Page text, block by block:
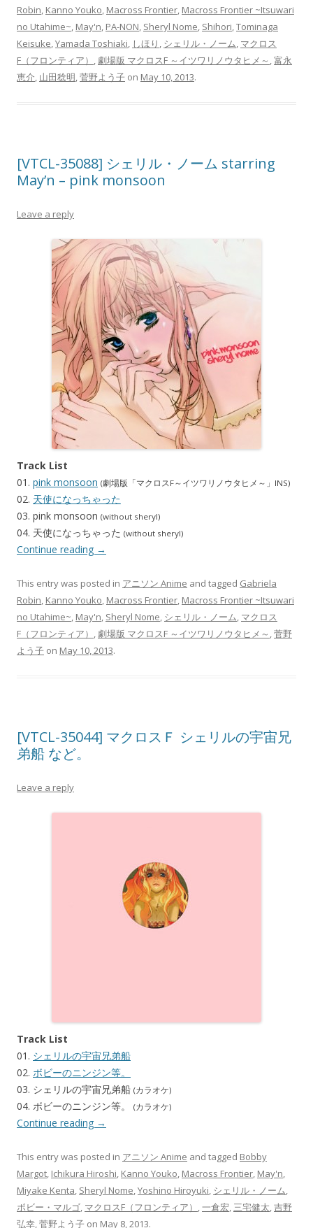
Robin, Kanno Youko, Macross Frontier, Macross Frontier ~Itsuwari
no Utahime~, May'n, PA-NON, Sheryl Nome, Shihori,Tominaga
Keisuke,Yamada Toshiaki, しほり , シェリル・ノーム, マクロス
F（フロンティア） , 劇場版 マクロスF ～イツワリノウタヒメ～ ,富永
恵介, 山田稔明,菅野よう子 on May 10, 2013.
[VTCL-35088] シェリル・ノーム starring
May’n – pink monsoon
Leave a reply
Track List
01. pink monsoon (劇場版「マクロスF～イツワリノウタヒメ～」INS)
02. 天使になっちゃった
03. pink monsoon (without sheryl)
04. 天使になっちゃった (without sheryl)
Continue reading →
This entry was posted in アニソン Anime and tagged Gabriela
Robin, Kanno Youko, Macross Frontier, Macross Frontier ~Itsuwari
no Utahime~, May'n, Sheryl Nome, シェリル・ノーム, マクロス
F（フロンティア） , 劇場版 マクロスF ～イツワリノウタヒメ～ ,菅野
よう子 on May 10, 2013.
[VTCL-35044] マクロスＦ シェリルの宇宙兄
弟船 など。
Leave a reply
Track List
01. シェリルの宇宙兄弟船
02. ボビーのニンジン等。
03. シェリルの宇宙兄弟船 (カラオケ)
04. ボビーのニンジン等。 (カラオケ)
Continue reading →
This entry was posted in アニソン Anime and tagged Bobby
Margot, Ichikura Hiroshi, Kanno Youko, Macross Frontier, May'n,
Miyake Kenta, Sheryl Nome,Yoshino Hiroyuki, シェリル・ノーム,
ボビー・マルゴ, マクロスF（フロンティア） ,一倉宏, 三宅健太,吉野
弘幸,菅野よう子 on May 8, 2013.